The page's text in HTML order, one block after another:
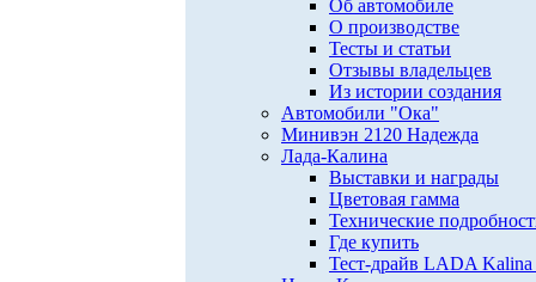
Об автомобиле
О производстве
Тесты и статьи
Отзывы владельцев
Из истории создания
Автомобили "Ока"
Минивэн 2120 Надежда
Лада-Калина
Выставки и награды
Цветовая гамма
Технические
Где купить
Тест-драйв LADA Kalina